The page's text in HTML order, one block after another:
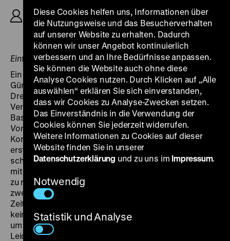
Heidemarie Wenzel, Stanislav Lubšin, Jörg
Panknin, 110‘
Einführung 27.11.2012: Ralf Schenk
Ein Film mit Vorlaufzeit: Mehrere Jahre benötigte
Günter Rücker um das von ihm geschriebene
Drehbuch durchzusetzen und die Ängste vor der
Verherrlichung des Anarchismus zu zerstreuen.
Basierend auf der 1929 erschienenen Autobiografie
Vom „Weißen Kreuz“ zur Roten Fahnedes radikalen
Kommunisten Max Hoelz (1889–1933) entstanden
erste Skizzen bereits in den 1960er Jahren. Nach
schnell fallengelassenen Überlegungen, zusammen
mit Egon Günther den Film als 70mm-Großproduktion
zu realisieren, fand sich in Günter Reisch nach seinem
zweiten Liebknecht-Film
Zeit um die Jahrhundertwende. Aber Reisch wollte
keinen Historienfilm, wollte „die Jugend ansprechen,
um auch von ihr verurteilt werden zu können. (...)
Leidenschaftlich, überzeugend, unbändige sinnliche
Diese Cookies helfen uns, Informationen über
die Nutzungsweise und das Besucherverhalten
auf unserer Website zu erhalten. Dadurch
können wir unser Angebot kontinuierlich
verbessern und an Ihre Bedürfnisse anpassen.
Sie können die Website auch ohne diese
Analyse Cookies nutzen. Durch Klicken auf „Alle
auswählen“ erklären Sie sich einverstanden,
dass wir Cookies zu Analyse-Zwecken setzen.
Das Einverständnis in die Verwendung der
Cookies können Sie jederzeit widerrufen.
Weitere Informationen zu Cookies auf dieser
Website finden Sie in unserer
Datenschutzerklärung und zu uns im Impressum.
Notwendig
Statistik und Analyse